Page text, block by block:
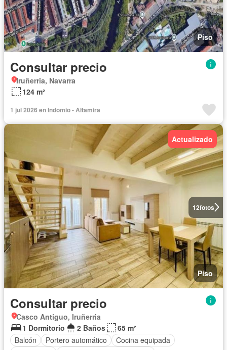
Piso
Consultar precio
Iruñerria, Navarra
124 m²
1 jul 2026 en Indomio - Altamira
12fotos
Actualizado
Piso
Consultar precio
Casco Antiguo, Iruñerria
1 Dormitorio
2 Baños
65 m²
Balcón
Portero automático
Cocina equipada